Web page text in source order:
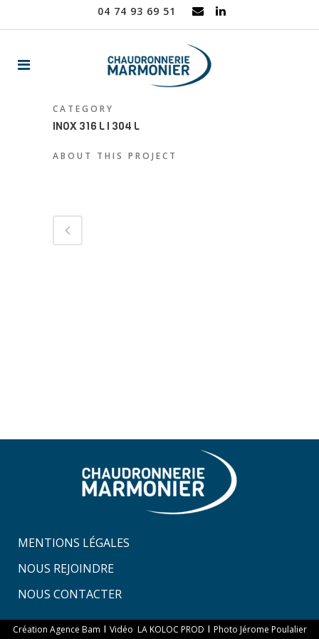
04 74 93 69 51
CATEGORY
INOX 316 L I 304 L
ABOUT THIS PROJECT
MENTIONS LÉGALES
NOUS REJOINDRE
NOUS CONTACTER
Création Agence Bam I Vidéo LA KOLOC PROD I Photo Jérome Poulalier